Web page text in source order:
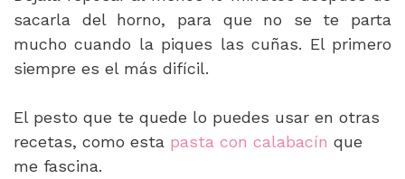
sacarla del horno, para que no se te parta
mucho cuando la piques las cuñas. El primero
siempre es el más difícil.
El pesto que te quede lo puedes usar en otras
recetas, como esta pasta con calabacín que
me fascina.